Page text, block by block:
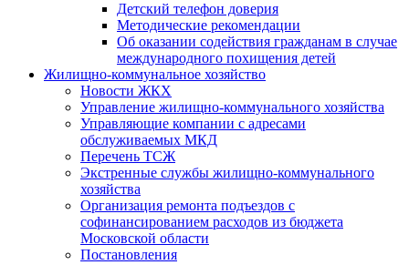
Детский телефон доверия
Методические рекомендации
Об оказании содействия гражданам в случае
международного похищения детей
Жилищно-коммунальное хозяйство
Новости ЖКХ
Управление жилищно-коммунального хозяйства
Управляющие компании с адресами
обслуживаемых МКД
Перечень ТСЖ
Экстренные службы жилищно-коммунального
хозяйства
Организация ремонта подъездов с
софинансированием расходов из бюджета
Московской области
Постановления